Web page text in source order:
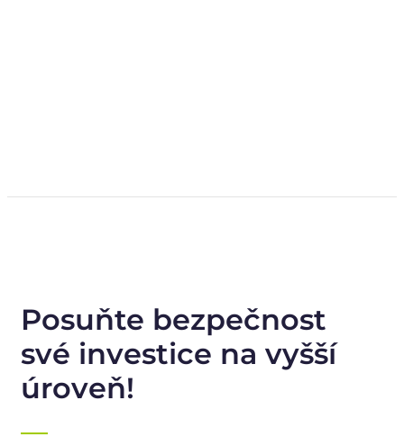
Posuňte bezpečnost
své investice na vyšší
úroveň!